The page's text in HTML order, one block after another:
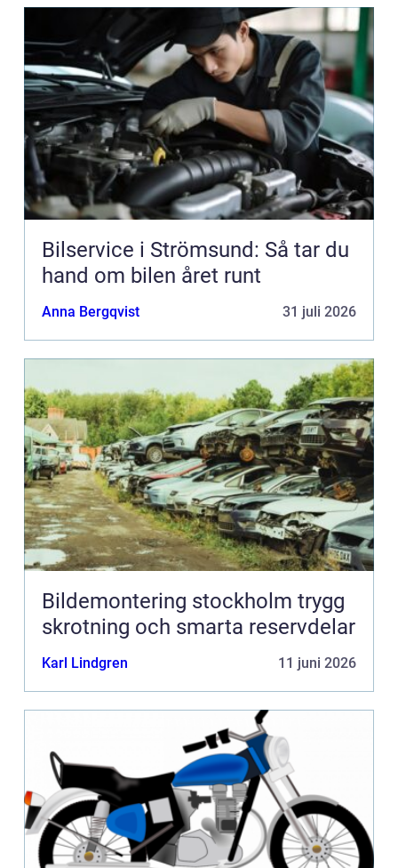
Bilservice i Strömsund: Så tar du
hand om bilen året runt
Anna Bergqvist 31 juli 2026
Bildemontering stockholm trygg
skrotning och smarta reservdelar
Karl Lindgren 11 juni 2026